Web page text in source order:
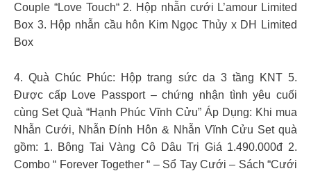
Couple “Love Touch“ 2. Hộp nhẫn cưới L’amour Limited
Box 3. Hộp nhẫn cầu hôn Kim Ngọc Thủy x DH Limited
Box
4. Quà Chúc Phúc: Hộp trang sức da 3 tầng KNT 5.
Được cấp Love Passport – chứng nhận tình yêu cuối
cùng Set Quà “Hạnh Phúc Vĩnh Cửu” Áp Dụng: Khi mua
Nhẫn Cưới, Nhẫn Đính Hôn & Nhẫn Vĩnh Cửu Set quà
gồm: 1. Bông Tai Vàng Cô Dâu Trị Giá 1.490.000đ 2.
Combo “ Forever Together “ – Sổ Tay Cưới – Sách “Cưới